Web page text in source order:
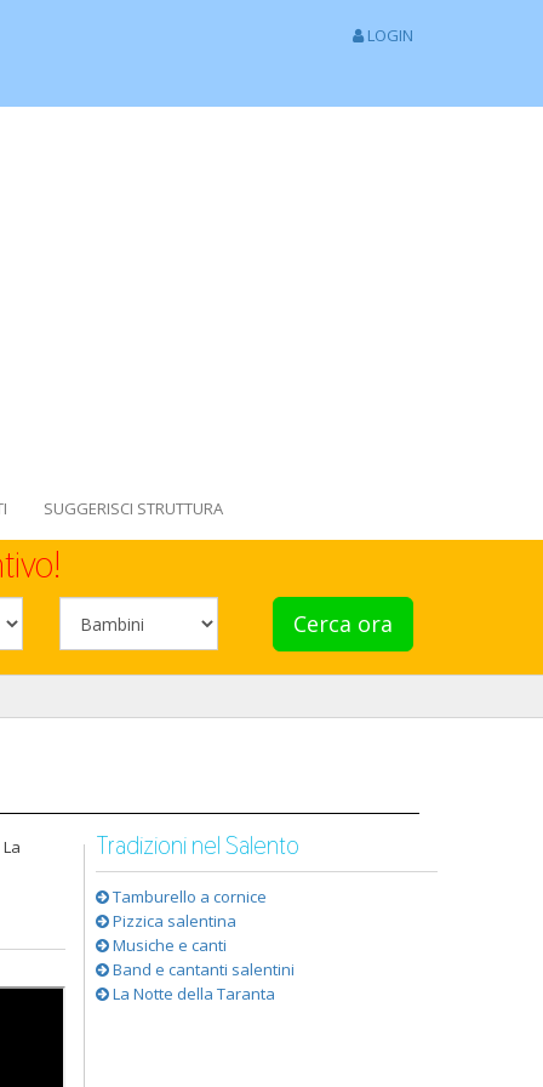
LOGIN
SUGGERISCI STRUTTURA
Cerca ora
Tradizioni nel Salento
Tamburello a cornice
Pizzica salentina
Musiche e canti
Band e cantanti salentini
La Notte della Taranta